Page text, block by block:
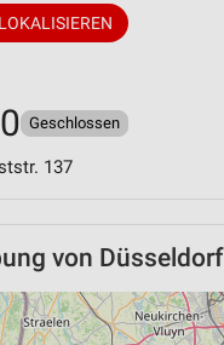
LOKALISIEREN
Geschlossen
137
von Düsseldorf